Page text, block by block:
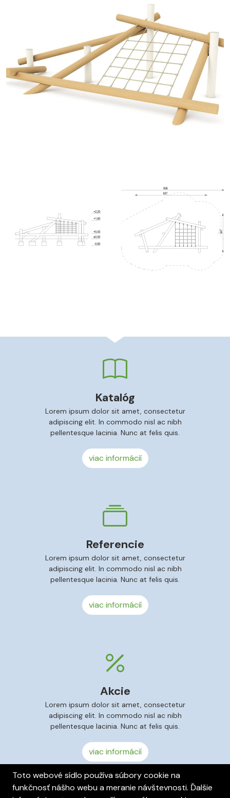
Katalóg
Lorem ipsum dolor sit amet, consectetur
adipiscing elit. In commodo nisl ac nibh
pellentesque lacinia. Nunc at felis quis.
viac informácií
Referencie
Lorem ipsum dolor sit amet, consectetur
adipiscing elit. In commodo nisl ac nibh
pellentesque lacinia. Nunc at felis quis.
viac informácií
Akcie
Lorem ipsum dolor sit amet, consectetur
adipiscing elit. In commodo nisl ac nibh
pellentesque lacinia. Nunc at felis quis.
viac informácií
CookiesNastavenia cookies
Toto webové sídlo používa súbory cookie na
funkčnosť nášho webu a meranie návštevnosti. Ďalšie